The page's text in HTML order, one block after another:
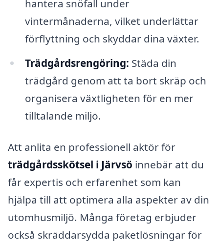
hantera snöfall under
vintermånaderna, vilket underlättar
förflyttning och skyddar dina växter.
Trädgårdsrengöring: Städa din
trädgård genom att ta bort skräp och
organisera växtligheten för en mer
tilltalande miljö.
Att anlita en professionell aktör för
trädgårdsskötsel i Järvsö innebär att du
får expertis och erfarenhet som kan
hjälpa till att optimera alla aspekter av din
utomhusmiljö. Många företag erbjuder
också skräddarsydda paketlösningar för